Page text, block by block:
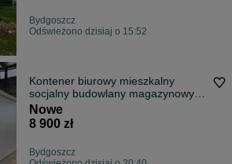
Bydgoszcz
Odświeżono dzisiaj o 15:52
Kontener biurowy mieszkalny
socjalny budowlany magazynowy
6x2,5 m
Nowe
8 900 zł
Bydgoszcz